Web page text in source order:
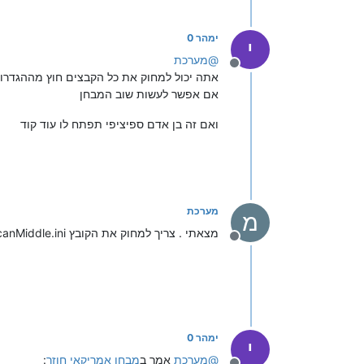
י
מנותק
ימהר 0
@מערכת
אתה יכול למחוק את כל הקבצים חוץ
אם אפשר לעשות שוב המבחן
ואם זה בן אדם ספיציפי תפתח לו עוד קוד
מ
מנותק
מערכת
מצאתי . צריך למחוק את הקובץ ExaminationAmericanMiddle.ini (רצוי לגבות לפני)
י ימהר 0
@מערכת אמר במבחן אמריקאי חוזר: